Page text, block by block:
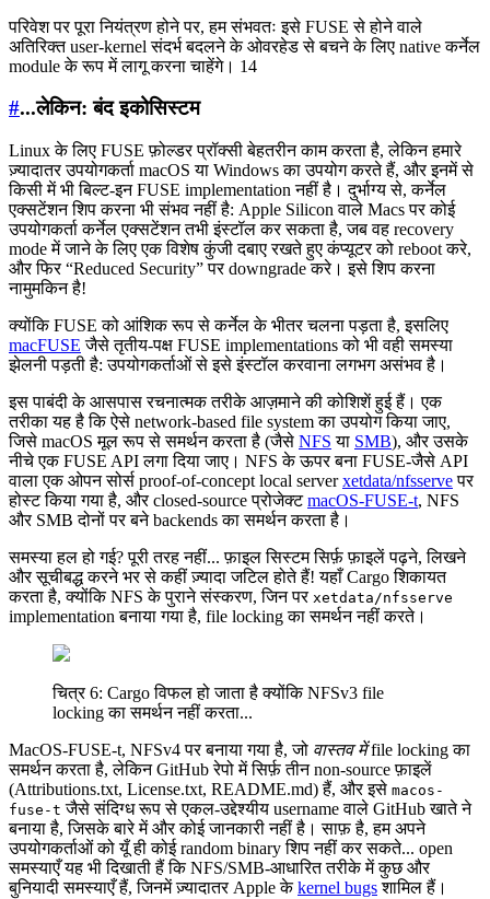
परिवेश पर पूरा नियंत्रण होने पर, हम संभवतः इसे FUSE से होने वाले
अतिरिक्त user-kernel संदर्भ बदलने के ओवरहेड से बचने के लिए native कर्नेल
module के रूप में लागू करना चाहेंगे। 14
#...लेकिन: बंद इकोसिस्टम
Linux के लिए FUSE फ़ोल्डर प्रॉक्सी बेहतरीन काम करता है, लेकिन हमारे
ज़्यादातर उपयोगकर्ता macOS या Windows का उपयोग करते हैं, और इनमें से
किसी में भी बिल्ट-इन FUSE implementation नहीं है। दुर्भाग्य से, कर्नेल
एक्सटेंशन शिप करना भी संभव नहीं है: Apple Silicon वाले Macs पर कोई
उपयोगकर्ता कर्नेल एक्सटेंशन तभी इंस्टॉल कर सकता है, जब वह recovery
mode में जाने के लिए एक विशेष कुंजी दबाए रखते हुए कंप्यूटर को reboot करे,
और फिर “Reduced Security” पर downgrade करे। इसे शिप करना
नामुमकिन है!
क्योंकि FUSE को आंशिक रूप से कर्नेल के भीतर चलना पड़ता है, इसलिए
macFUSE जैसे तृतीय-पक्ष FUSE implementations को भी वही समस्या
झेलनी पड़ती है: उपयोगकर्ताओं से इसे इंस्टॉल करवाना लगभग असंभव है।
इस पाबंदी के आसपास रचनात्मक तरीके आज़माने की कोशिशें हुई हैं। एक
तरीका यह है कि ऐसे network-based file system का उपयोग किया जाए,
जिसे macOS मूल रूप से समर्थन करता है (जैसे NFS या SMB), और उसके
नीचे एक FUSE API लगा दिया जाए। NFS के ऊपर बना FUSE-जैसे API
वाला एक ओपन सोर्स proof-of-concept local serverxetdata/nfsserveपर
होस्ट किया गया है, और closed-source प्रोजेक्टmacOS-FUSE-t, NFS
और SMB दोनों पर बने backends का समर्थन करता है।
समस्या हल हो गई? पूरी तरह नहीं... फ़ाइल सिस्टम सिर्फ़ फ़ाइलें पढ़ने, लिखने
और सूचीबद्ध करने भर से कहीं ज़्यादा जटिल होते हैं! यहाँ Cargo शिकायत
करता है, क्योंकि NFS के पुराने संस्करण, जिन पर xetdata/nfsserve
implementation बनाया गया है, file locking का समर्थन नहीं करते।
चित्र 6: Cargo विफल हो जाता है क्योंकि NFSv3 file
locking का समर्थन नहीं करता...
MacOS-FUSE-t, NFSv4 पर बनाया गया है, जो वास्तव मेंfile locking का
समर्थन करता है, लेकिन GitHub रेपो में सिर्फ़ तीन non-source फ़ाइलें
(Attributions.txt, License.txt, README.md) हैं, और इसे macos-
fuse-t जैसे संदिग्ध रूप से एकल-उद्देश्यीय username वाले GitHub खाते ने
बनाया है, जिसके बारे में और कोई जानकारी नहीं है। साफ़ है, हम अपने
उपयोगकर्ताओं को यूँ ही कोई random binary शिप नहीं कर सकते... open
समस्याएँ यह भी दिखाती हैं कि NFS/SMB-आधारित तरीके में कुछ और
बुनियादी समस्याएँ हैं, जिनमें ज़्यादातर Apple केkernel bugsशामिल हैं।